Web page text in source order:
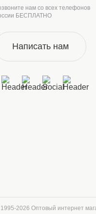
нам со всех телефонов
БЕСПЛАТНО
Написать нам
2026 Оптовый интернет